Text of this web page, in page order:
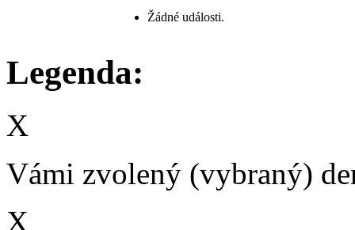
Žádné události.
Legenda:
X
Vámi zvolený (vybraný)
X